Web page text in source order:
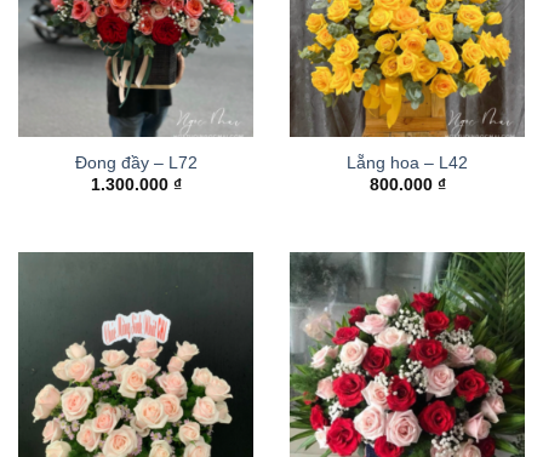
Đong đầy – L72
1.300.000 ₫
Lẵng hoa – L42
800.000 ₫